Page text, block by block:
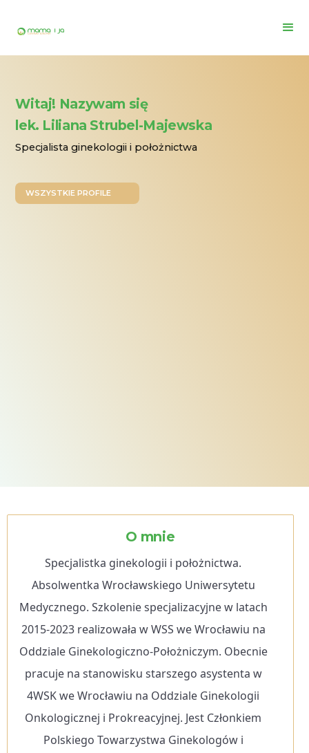
Witaj! Nazywam się
lek. Liliana Strubel-Majewska
Specjalista ginekologii i położnictwa
WSZYSTKIE PROFILE
O mnie
Specjalistka ginekologii i położnictwa.
Absolwentka Wrocławskiego Uniwersytetu
Medycznego. Szkolenie specjalizacyjne w latach
2015-2023 realizowała w WSS we Wrocławiu na
Oddziale Ginekologiczno-Położniczym. Obecnie
pracuje na stanowisku starszego asystenta w
4WSK we Wrocławiu na Oddziale Ginekologii
Onkologicznej i Prokreacyjnej. Jest Członkiem
Polskiego Towarzystwa Ginekologów i